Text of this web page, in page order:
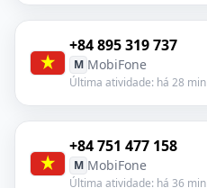
+84 895 319 737
M MobiFone
Última atividade: há 28 min
+84 751 477 158
M MobiFone
Última atividade: há 36 min